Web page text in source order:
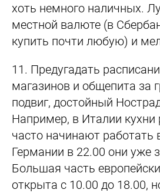
хоть немного наличных.
местной валюте (в
купить почти любую) и
11. Предугадать
магазинов и общепита за
подвиг, достойный
Например, в Италии кухни
часто начинают работать
Германии в 22.00 они уже
Большая часть
открыта с 10.00 до 18.00,